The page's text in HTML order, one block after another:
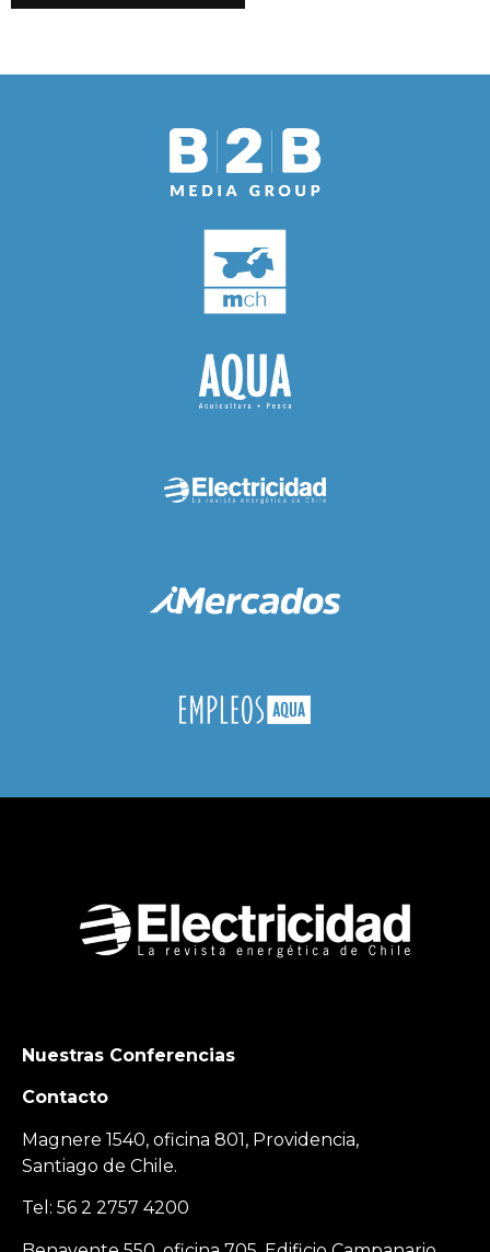
Nuestras Conferencias
Contacto
Magnere 1540, oficina 801, Providencia,
Santiago de Chile.
Tel: 56 2 2757 4200